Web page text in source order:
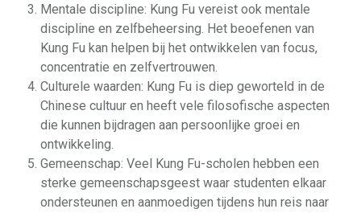
Mentale discipline: Kung Fu vereist ook mentale
discipline en zelfbeheersing. Het beoefenen van
Kung Fu kan helpen bij het ontwikkelen van focus,
concentratie en zelfvertrouwen.
Culturele waarden: Kung Fu is diep geworteld in de
Chinese cultuur en heeft vele filosofische aspecten
die kunnen bijdragen aan persoonlijke groei en
ontwikkeling.
Gemeenschap: Veel Kung Fu-scholen hebben een
sterke gemeenschapsgeest waar studenten elkaar
ondersteunen en aanmoedigen tijdens hun reis naar